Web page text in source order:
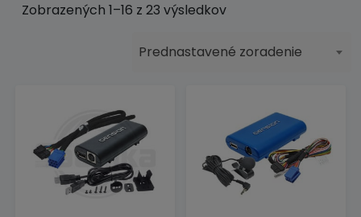
Zobrazených 1–16 z 23 výsledkov
Prednastavené zoradenie